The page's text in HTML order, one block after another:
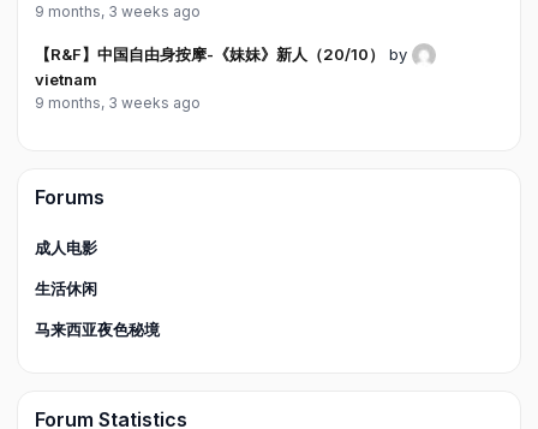
9 months, 3 weeks ago
【R&F】中国自由身按摩-《妹妹》新人（20/10）
by
vietnam
9 months, 3 weeks ago
Forums
成人电影
生活休闲
马来西亚夜色秘境
Forum Statistics